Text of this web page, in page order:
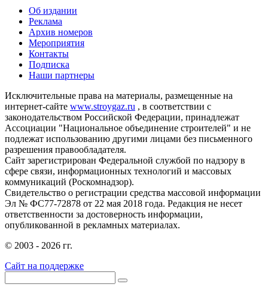
Об издании
Реклама
Архив номеров
Мероприятия
Контакты
Подписка
Наши партнеры
Исключительные права на материалы, размещенные на
интернет-сайте www.stroygaz.ru , в соответствии с
законодательством Российской Федерации, принадлежат
Ассоциации "Национальное объединение строителей" и не
подлежат использованию другими лицами без письменного
разрешения правообладателя.
Сайт зарегистрирован Федеральной службой по надзору в
сфере связи, информационных технологий и массовых
коммуникаций (Роскомнадзор).
Свидетельство о регистрации средства массовой информации
Эл № ФС77-72878 от 22 мая 2018 года. Редакция не несет
ответственности за достоверность информации,
опубликованной в рекламных материалах.
© 2003 - 2026 гг.
Сайт на поддержке